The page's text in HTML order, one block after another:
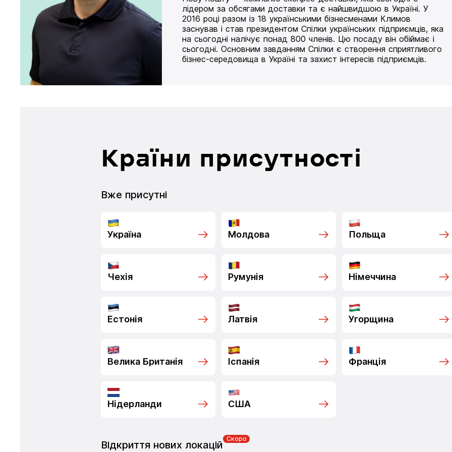
лідером за обсягами доставки та є найшвидшою в Україні. У
2016 році разом із 18 українськими бізнесменами Климов
заснував і став президентом Спілки українських підприємців, яка
на сьогодні налічує понад 800 членів. Цю посаду він обіймає і
сьогодні. Основним завданням Спілки є створення сприятливого
бізнес-середовища в Україні та захист інтересів підприємців.
Країни присутності
Вже присутні
Україна Молдова Польща
Чехія Румунія Німеччина
Естонія Латвія Угорщина
Велика Британія Іспанія Франція
Нідерланди США
Відкриття нових локацій
Скоро